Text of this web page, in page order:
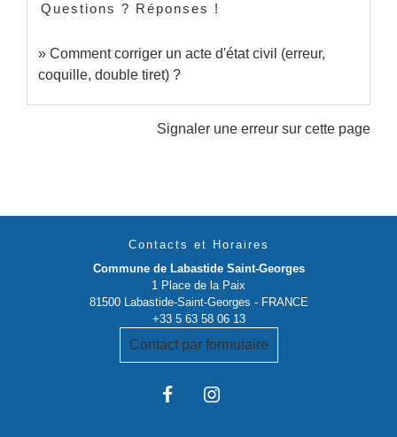
Questions ? Réponses !
Comment corriger un acte d'état civil (erreur,
coquille, double tiret) ?
Signaler une erreur sur cette page
Contacts et Horaires
Commune de Labastide Saint-Georges
1 Place de la Paix
81500 Labastide-Saint-Georges - FRANCE
+33 5 63 58 06 13
Contact par formulaire